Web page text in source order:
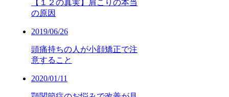
【１２の真実】肩こりの本当
の原因
2019/06/26
頭痛持ちの人が小顔矯正で注
意すること
2020/01/11